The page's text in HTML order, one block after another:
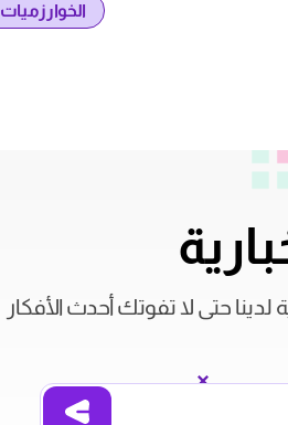
الخوارزميات
لدينا حتى لا تفوتك أحدث الأفكار